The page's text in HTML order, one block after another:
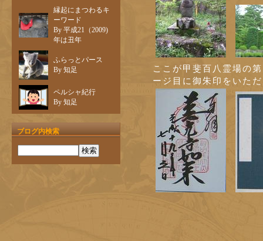
ここが甲斐百八霊場の
ージ目に御朱印をいた
縁起にまつわるキ
ーワード
By 平成21（2009)
年は丑年
ふらっとパース
By 知足
ペルシャ紀行
By 知足
ブログ内検索